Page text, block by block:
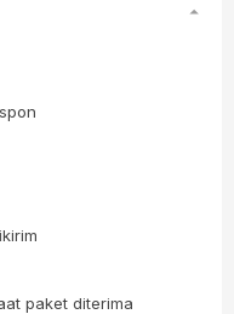
paket diterima